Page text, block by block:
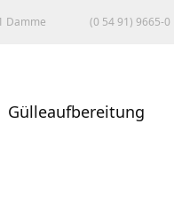
Damme (0 54 91) 9665-0
Gülleaufbereitung